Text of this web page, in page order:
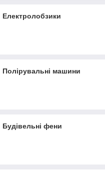
Електролобзики
Полірувальні машини
Будівельні фени